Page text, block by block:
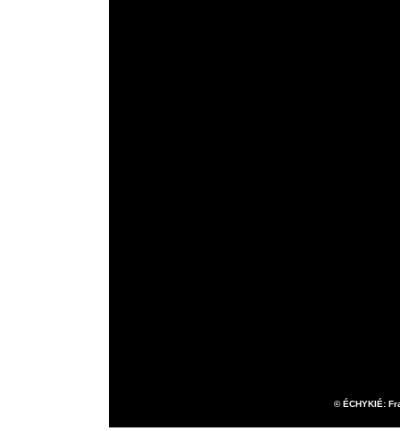
© ÉCHYKIÉ: